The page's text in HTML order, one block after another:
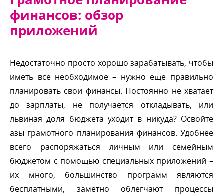
финансов: обзор
приложений
Недостаточно просто хорошо зарабатывать, чтобы
иметь все необходимое – нужно еще правильно
планировать свои финансы. Постоянно не хватает
до зарплаты, не получается откладывать, или
львиная доля бюджета уходит в никуда? Освойте
азы грамотного планирования финансов. Удобнее
сего распоряжаться личным или семейным
юджетом с помощью специальных приложений –
их много, большинство программ являются
есплатными, заметно облегчают процессы